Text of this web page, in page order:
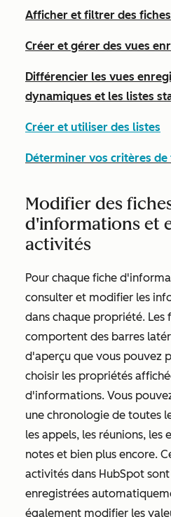
Afficher et filtrer des
Créer et gérer des vues
Différencier les vues
dynamiques et les listes
Créer et utiliser des listes
Déterminer vos critères
Modifier des
d'informations et
activités
Pour chaque fiche
consulter et modifier les
dans chaque propriété.
comportent des barres
d'aperçu que vous pouvez
choisir les propriétés
d'informations. Vous
une chronologie de toutes
les appels, les réunions, les
notes et bien plus encore.
activités dans HubSpot
enregistrées
également modifier les